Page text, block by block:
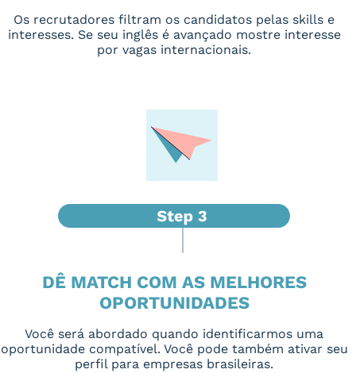
Os recrutadores filtram os candidatos pelas skills e
interesses. Se seu inglês é avançado mostre interesse
por vagas internacionais.
DÊ MATCH COM AS MELHORES
OPORTUNIDADES
Você será abordado quando identificarmos uma
oportunidade compatível. Você pode também ativar seu
perfil para empresas brasileiras.